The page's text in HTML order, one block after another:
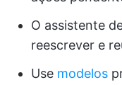
O assistente
reescrever e
Use modelos